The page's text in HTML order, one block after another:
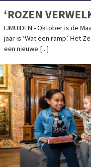
‘ROZEN
IJMUIDEN - Oktober is de
jaar is ‘Wat een ramp’. Het
een nieuwe [...]